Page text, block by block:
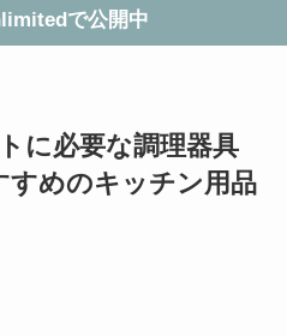
で公開中
に必要な調理器具
すめのキッチン用品